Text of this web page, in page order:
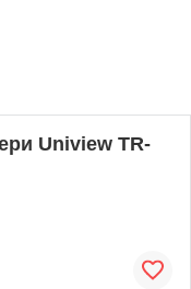
Uniview TR-